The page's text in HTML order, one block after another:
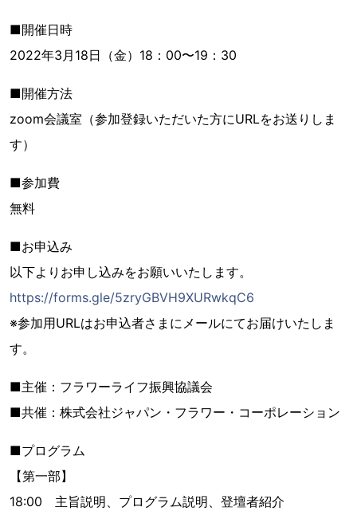
■開催日時
2022年3月18日（金）18：00〜19：30
■開催方法
zoom会議室（参加登録いただいた方にURLをお送りしま
す）
■参加費
無料
■お申込み
以下よりお申し込みをお願いいたします。
https://forms.gle/5zryGBVH9XURwkqC6
※参加用URLはお申込者さまにメールにてお届けいたしま
す。
■主催：フラワーライフ振興協議会
■共催：株式会社ジャパン・フラワー・コーポレーション
■プログラム
【第一部】
18:00 主旨説明、プログラム説明、登壇者紹介